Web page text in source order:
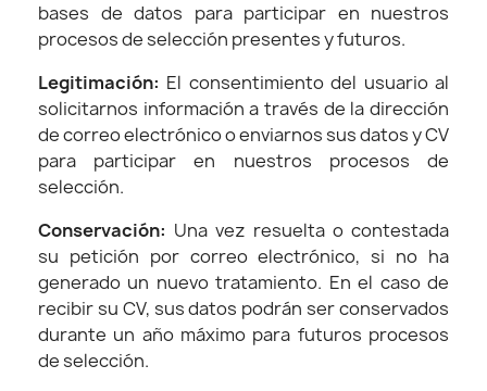
bases de datos para participar en nuestros
procesos de selección presentes y futuros.
Legitimación: El consentimiento del usuario al
solicitarnos información a través de la dirección
de correo electrónico o enviarnos sus datos y CV
para participar en nuestros procesos de
selección.
Conservación: Una vez resuelta o contestada
su petición por correo electrónico, si no ha
generado un nuevo tratamiento. En el caso de
recibir su CV, sus datos podrán ser conservados
durante un año máximo para futuros procesos
de selección.